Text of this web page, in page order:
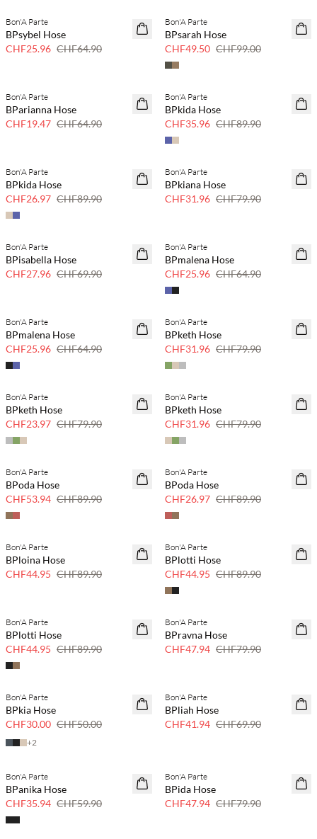
60% Rabatt
Bon'A Parte
BPsybel Hose
CHF25.96 CHF64.90
50 % Rabatt
Bon'A Parte
BPsarah Hose
CHF49.50 CHF99.00
70 % Rabatt
Bon'A Parte
BParianna Hose
CHF19.47 CHF64.90
SAVE20
Bon'A Parte
BPkida Hose
CHF35.96 CHF89.90
SAVE20
Bon'A Parte
BPkida Hose
CHF26.97 CHF89.90
SAVE20
Bon'A Parte
BPkiana Hose
CHF31.96 CHF79.90
SAVE20
Bon'A Parte
BPisabella Hose
CHF27.96 CHF69.90
SAVE20
Bon'A Parte
BPmalena Hose
CHF25.96 CHF64.90
SAVE20
Bon'A Parte
BPmalena Hose
CHF25.96 CHF64.90
SAVE20
Bon'A Parte
BPketh Hose
CHF31.96 CHF79.90
SAVE20
Bon'A Parte
BPketh Hose
CHF23.97 CHF79.90
SAVE20
Bon'A Parte
BPketh Hose
CHF31.96 CHF79.90
40 % Rabatt
Bon'A Parte
BPoda Hose
CHF53.94 CHF89.90
70 % Rabatt
Bon'A Parte
BPoda Hose
CHF26.97 CHF89.90
50 % Rabatt
Bon'A Parte
BPloina Hose
CHF44.95 CHF89.90
50 % Rabatt
Bon'A Parte
BPlotti Hose
CHF44.95 CHF89.90
50 % Rabatt
Bon'A Parte
BPlotti Hose
CHF44.95 CHF89.90
40 % Rabatt
Bon'A Parte
BPravna Hose
CHF47.94 CHF79.90
40 % Rabatt
Bon'A Parte
BPkia Hose
CHF30.00 CHF50.00
+2
40 % Rabatt
Bon'A Parte
BPliah Hose
CHF41.94 CHF69.90
40 % Rabatt
Bon'A Parte
BPanika Hose
CHF35.94 CHF59.90
40 % Rabatt
Bon'A Parte
BPida Hose
CHF47.94 CHF79.90